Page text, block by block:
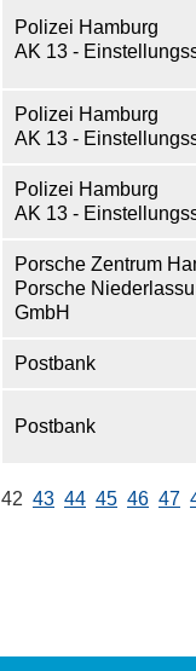
Polizei Hamburg
AK 13 -
Polizei Hamburg
AK 13 -
Polizei Hamburg
AK 13 -
Porsche Zentrum
Porsche
GmbH
Postbank
Postbank
42 43 44 45 46 47